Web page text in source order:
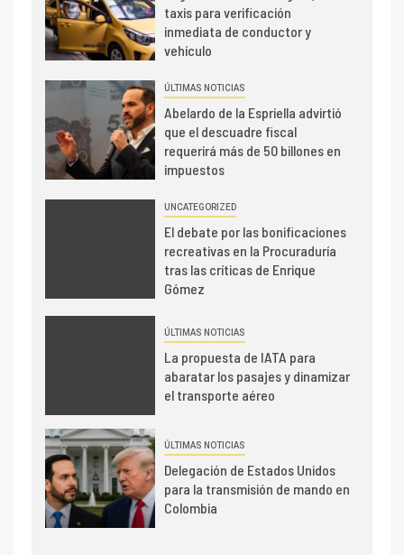
taxis para verificación
inmediata de conductor y
vehículo
ÚLTIMAS NOTICIAS
Abelardo de la Espriella advirtió
que el descuadre fiscal
requerirá más de 50 billones en
impuestos
UNCATEGORIZED
El debate por las bonificaciones
recreativas en la Procuraduría
tras las críticas de Enrique
Gómez
ÚLTIMAS NOTICIAS
La propuesta de IATA para
abaratar los pasajes y dinamizar
el transporte aéreo
ÚLTIMAS NOTICIAS
Delegación de Estados Unidos
para la transmisión de mando en
Colombia